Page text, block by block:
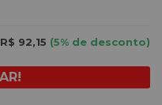
R$ 92,15 (5% de desconto)